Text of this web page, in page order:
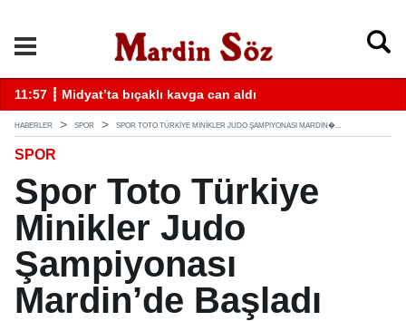
11:57 ┋ Midyat’ta bıçaklı kavga can aldı
HABERLER SPOR SPOR TOTO TÜRKIYE MINIKLER JUDO ŞAMPIYONASI MARDIN�...
SPOR
Spor Toto Türkiye
Minikler Judo
Şampiyonası
Mardin’de Başladı